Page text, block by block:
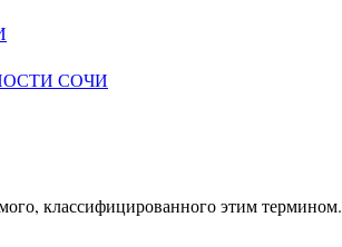
СОЧИ
классифицированного этим термином.